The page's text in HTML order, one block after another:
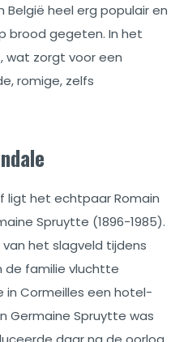
België heel erg populair en
brood gegeten. In het
wat zorgt voor een
romige, zelfs
ligt het echtpaar Romain
Spruytte (1896-1985).
het slagveld tijdens
de familie vluchtte
Cormeilles een hotel-
Germaine Spruytte was